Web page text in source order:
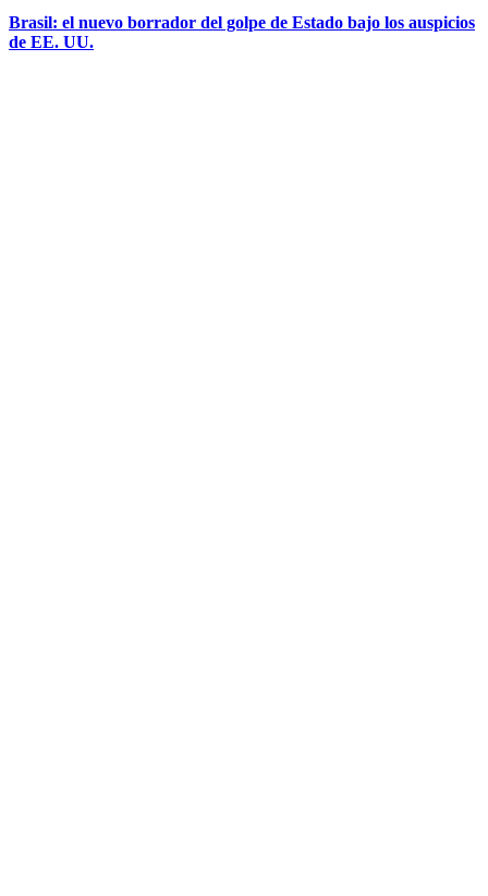
Brasil: el nuevo borrador del golpe de Estado bajo los auspicios
de EE. UU.